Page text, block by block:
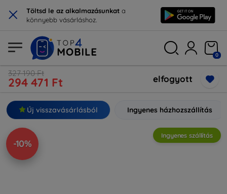
× Töltsd le az alkalmazásunkat a
könnyebb vásárláshoz.
0
327 190 Ft
294 471 Ft elfogyott
Új visszavásárlásból Ingyenes házhozszállítás
-10%
Ingyenes szállítás